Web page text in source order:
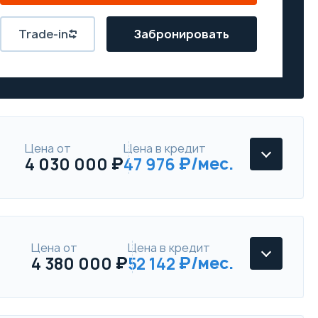
Trade-in Забронировать
Цена от
4 030 000
Цена в кредит
47 976
KIA Carnival
Цена от
4 380 000
Цена в кредит
52 142